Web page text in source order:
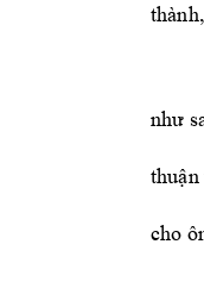
như
cho